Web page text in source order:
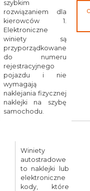
szybkim
rozwiązaniem dla
kierowców 1.
Elektroniczne
winiety są
przyporządkowane
do numeru
rejestracyjnego
pojazdu i nie
wymagają
naklejania fizycznej
naklejki na szybę
samochodu.
Winiety
autostradowe
to naklejki lub
elektroniczne
kody, które